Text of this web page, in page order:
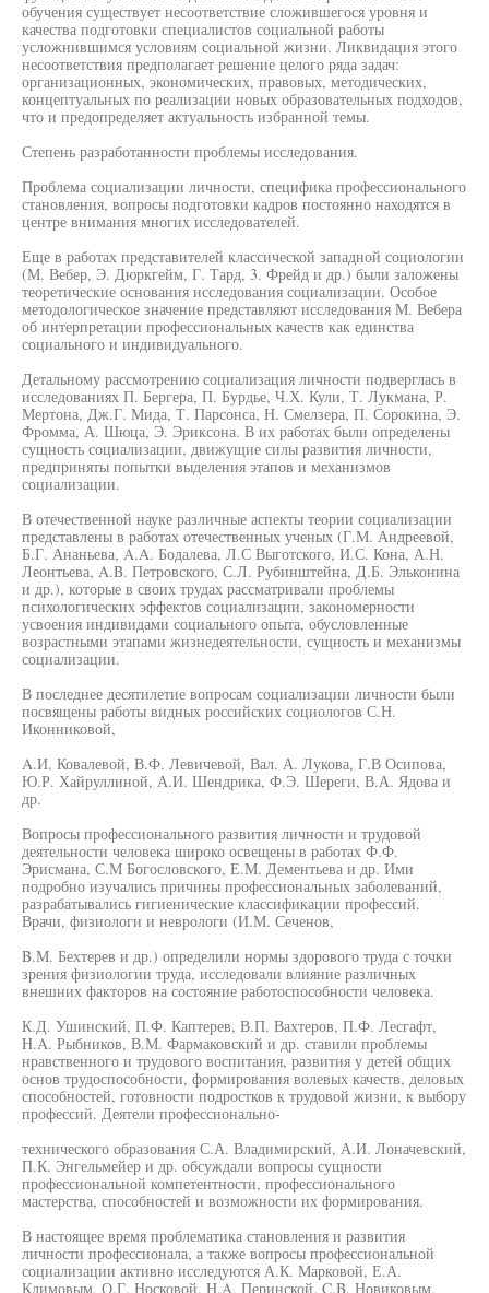
обучения существует несоответствие сложившегося уровня и
качества подготовки специалистов социальной работы
усложнившимся условиям социальной жизни. Ликвидация этого
несоответствия предполагает решение целого ряда задач:
организационных, экономических, правовых, методических,
концептуальных по реализации новых образовательных подходов,
что и предопределяет актуальность избранной темы.
Степень разработанности проблемы исследования.
Проблема социализации личности, специфика профессионального
становления, вопросы подготовки кадров постоянно находятся в
центре внимания многих исследователей.
Еще в работах представителей классической западной социологии
(М. Вебер, Э. Дюркгейм, Г. Тард, 3. Фрейд и др.) были заложены
теоретические основания исследования социализации. Особое
методологическое значение представляют исследования М. Вебера
об интерпретации профессиональных качеств как единства
социального и индивидуального.
Детальному рассмотрению социализация личности подверглась в
исследованиях П. Бергера, П. Бурдье, Ч.Х. Кули, Т. Лукмана, Р.
Мертона, Дж.Г. Мида, Т. Парсонса, Н. Смелзера, П. Сорокина, Э.
Фромма, А. Шюца, Э. Эриксона. В их работах были определены
сущность социализации, движущие силы развития личности,
предприняты попытки выделения этапов и механизмов
социализации.
В отечественной науке различные аспекты теории социализации
представлены в работах отечественных ученых (Г.М. Андреевой,
Б.Г. Ананьева, A.A. Бодалева, Л.С Выготского, И.С. Кона, А.Н.
Леонтьева, A.B. Петровского, С.Л. Рубинштейна, Д.Б. Эльконина
и др.), которые в своих трудах рассматривали проблемы
психологических эффектов социализации, закономерности
усвоения индивидами социального опыта, обусловленные
возрастными этапами жизнедеятельности, сущность и механизмы
социализации.
В последнее десятилетие вопросам социализации личности были
посвящены работы видных российских социологов С.Н.
Иконниковой,
A.И. Ковалевой, В.Ф. Левичевой, Вал. А. Лукова, Г.В Осипова,
Ю.Р. Хайруллиной, А.И. Шендрика, Ф.Э. Шереги, В.А. Ядова и
др.
Вопросы профессионального развития личности и трудовой
деятельности человека широко освещены в работах Ф.Ф.
Эрисмана, С.М Богословского, Е.М. Дементьева и др. Ими
подробно изучались причины профессиональных заболеваний,
разрабатывались гигиенические классификации профессий.
Врачи, физиологи и неврологи (И.М. Сеченов,
B.М. Бехтерев и др.) определили нормы здорового труда с точки
зрения физиологии труда, исследовали влияние различных
внешних факторов на состояние работоспособности человека.
К.Д. Ушинский, П.Ф. Каптерев, В.П. Вахтеров, П.Ф. Лесгафт,
H.A. Рыбников, В.М. Фармаковский и др. ставили проблемы
нравственного и трудового воспитания, развития у детей общих
основ трудоспособности, формирования волевых качеств, деловых
способностей, готовности подростков к трудовой жизни, к выбору
профессий. Деятели профессионально-
технического образования С.А. Владимирский, А.И. Лоначевский,
П.К. Энгельмейер и др. обсуждали вопросы сущности
профессиональной компетентности, профессионального
мастерства, способностей и возможности их формирования.
В настоящее время проблематика становления и развития
личности профессионала, а также вопросы профессиональной
социализации активно исследуются А.К. Марковой, Е.А.
Климовым, О.Г. Носковой, H.A. Перинской, C.B. Новиковым,